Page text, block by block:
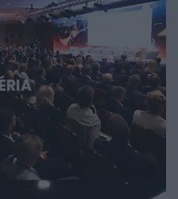
bekapcsolódni, a
technológiai sztorijaiba.